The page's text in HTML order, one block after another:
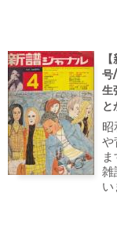
号
生
や
雑
い